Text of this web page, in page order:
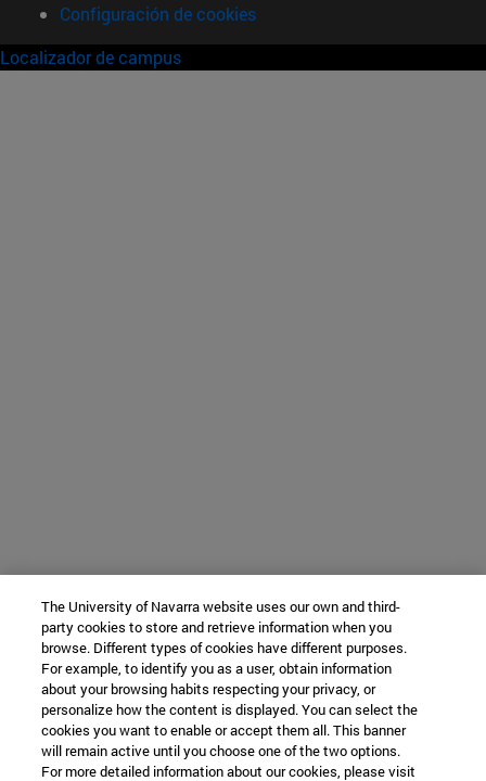
Configuración de cookies
Localizador de campus
The University of Navarra website uses our own and third-
party cookies to store and retrieve information when you
browse. Different types of cookies have different purposes.
For example, to identify you as a user, obtain information
about your browsing habits respecting your privacy, or
personalize how the content is displayed. You can select the
cookies you want to enable or accept them all. This banner
will remain active until you choose one of the two options.
For more detailed information about our cookies, please visit